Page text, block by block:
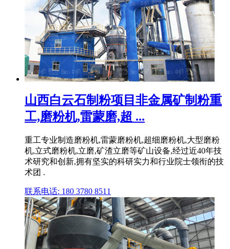
山西白云石制粉项目非金属矿制粉重
工,磨粉机,雷蒙磨,超 ...
重工专业制造磨粉机,雷蒙磨粉机,超细磨粉机,大型磨粉
机,立式磨粉机,立磨,矿渣立磨等矿山设备,经过近40年技
术研究和创新,拥有坚实的科研实力和行业院士领衔的技
术团 .
联系电话: 180 3780 8511